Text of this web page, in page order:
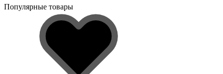
Популярные товары